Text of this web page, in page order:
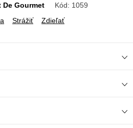
De Gourmet Kód: 1059
Strážiť Zdieľať